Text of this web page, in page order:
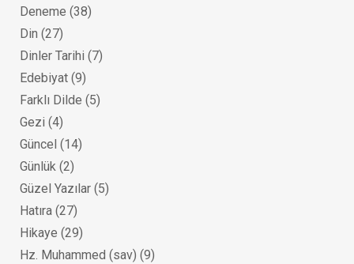
Deneme (38)
Din (27)
Dinler Tarihi (7)
Edebiyat (9)
Farklı Dilde (5)
Gezi (4)
Güncel (14)
Günlük (2)
Güzel Yazılar (5)
Hatıra (27)
Hikaye (29)
Hz. Muhammed (sav) (9)